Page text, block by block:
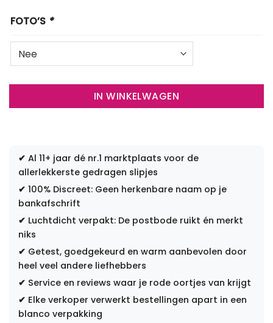
FOTO’S *
IN WINKELWAGEN
✔ Al 11+ jaar dé nr.1 marktplaats voor de
allerlekkerste gedragen slipjes
✔ 100% Discreet: Geen herkenbare naam op je
bankafschrift
✔ Luchtdicht verpakt: De postbode ruikt én merkt
niks
✔ Getest, goedgekeurd en warm aanbevolen door
heel veel andere liefhebbers
✔ Service en reviews waar je rode oortjes van krijgt
✔ Elke verkoper verwerkt bestellingen apart in een
blanco verpakking